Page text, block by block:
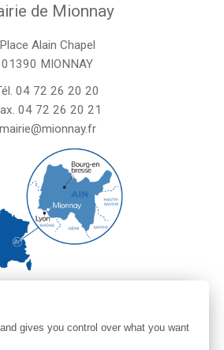
de Mionnay
Place Alain Chapel
01390 MIONNAY
04 72 26 20 20
04 72 26 20 21
mairie@mionnay.fr
à 12h et de 13h30 à 16h30
gives you control over what you want